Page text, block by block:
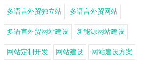
多语言外贸独立站 多语言外贸网站
多语言外贸网站建设 新能源网站建设
网站定制开发 网站建设 网站建设方案